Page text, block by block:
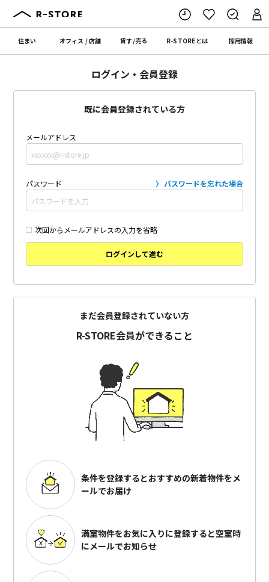
住まい オフィス /店舗 貸す/売る R-STOREとは 採用情報
ログイン・会員登録
既に会員登録されている方
メールアドレス
パスワード パスワードを忘れた場合
次回からメールアドレスの入力を省略
ログインして進む
まだ会員登録されていない方
R-STORE会員ができること
条件を登録するとおすすめの新着物件をメ
ールでお届け
満室物件をお気に入りに登録すると空室時
にメールでお知らせ